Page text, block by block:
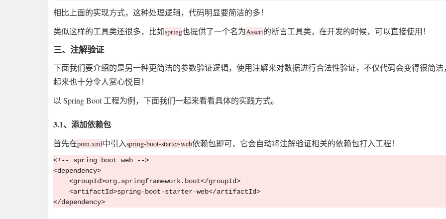
相比上面的实现方式，这种处理逻辑，代码明显要简洁的多！
类似这样的工具类还很多，比如spring也提供了一个名为Assert的断言工具类，在开发的时候，可以直接使用！
三、注解验证
下面我们要介绍的是另一种更简洁的参数验证逻辑，使用注解来对数据进行合法性验证，不仅代码会变得很简洁
起来也十分令人赏心悦目！
以 Spring Boot 工程为例，下面我们一起来看看具体的实践方式。
3.1、添加依赖包
首先在pom.xml中引入spring-boot-starter-web依赖包即可，它会自动将注解验证相关的依赖包打入工程！
<!-- spring boot web -->
<dependency>
    <groupId>org.springframework.boot</groupId>
    <artifactId>spring-boot-starter-web</artifactId>